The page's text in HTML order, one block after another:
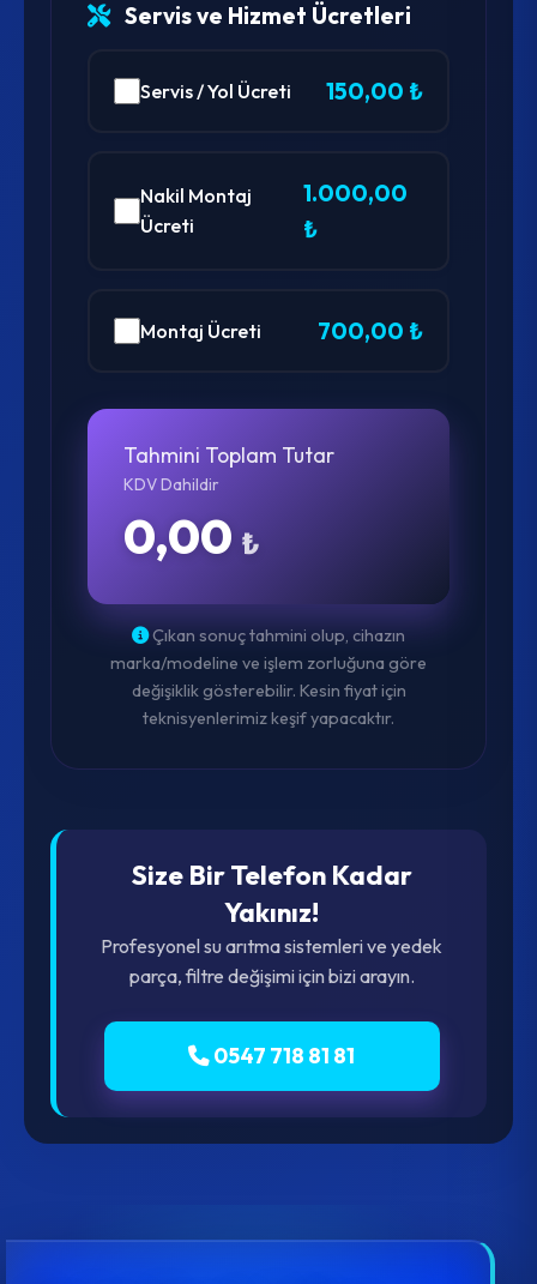
Servis ve Hizmet Ücretleri
Servis / Yol Ücreti 150,00 ₺
Nakil Montaj
Ücreti
1.000,00
₺
Montaj Ücreti 700,00 ₺
Tahmini Toplam Tutar
KDV Dahildir
0,00 ₺
Çıkan sonuç tahmini olup, cihazın
marka/modeline ve işlem zorluğuna göre
değişiklik gösterebilir. Kesin fiyat için
teknisyenlerimiz keşif yapacaktır.
Size Bir Telefon Kadar
Yakınız!
Profesyonel su arıtma sistemleri ve yedek
parça, filtre değişimi için bizi arayın.
0547 718 81 81